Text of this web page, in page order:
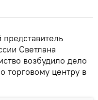
Светлана
возбудило дело
торговому центру в